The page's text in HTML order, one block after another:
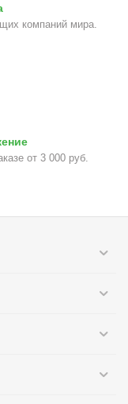
компаний мира.
от 3 000 руб.